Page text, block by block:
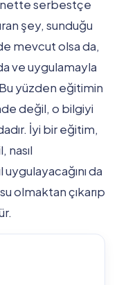
serbestçe
şey, sunduğu
mevcut olsa da,
ve uygulamayla
yüzden eğitimin
değil, o bilgiyi
İyi bir eğitim,
da
olmaktan çıkarıp